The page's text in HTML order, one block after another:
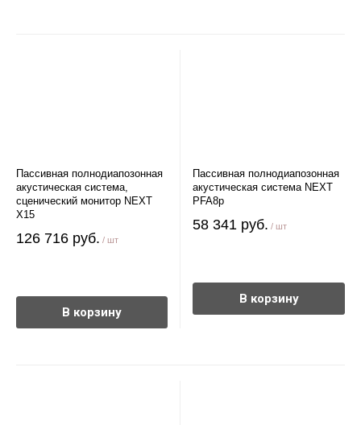
Пассивная полнодиапозонная
акустическая система,
сценический монитор NEXT
X15
126 716 руб. / шт
В корзину
Пассивная полнодиапозонная
акустическая система NEXT
PFA8p
58 341 руб. / шт
В корзину